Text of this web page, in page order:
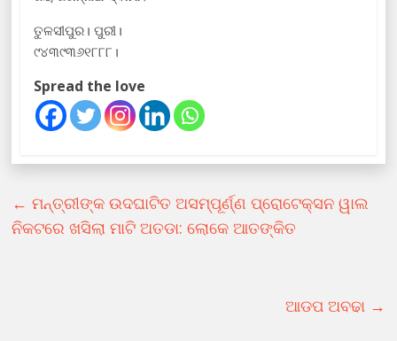
ତୁଳସୀପୁର। ପୁରୀ।
୯୪୩୯୩୬୧୮୮୮।
Spread the love
← ମନ୍ତ୍ରୀଙ୍କ ଉଦଘାଟିତ ଅସମ୍ପୂର୍ଣ୍ଣ ପ୍ରୋଟେକ୍ସନ ୱାଲ
ନିକଟରେ ଖସିଲା ମାଟି ଅତଡା: ଲୋକେ ଆତଙ୍କିତ
ଆଡପ ଅବଢା →